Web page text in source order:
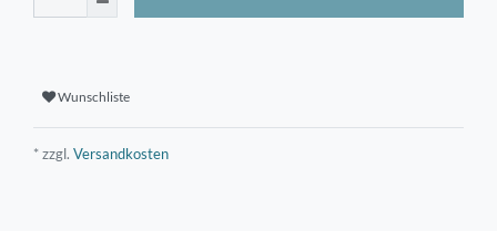
Wunschliste
* zzgl. Versandkosten